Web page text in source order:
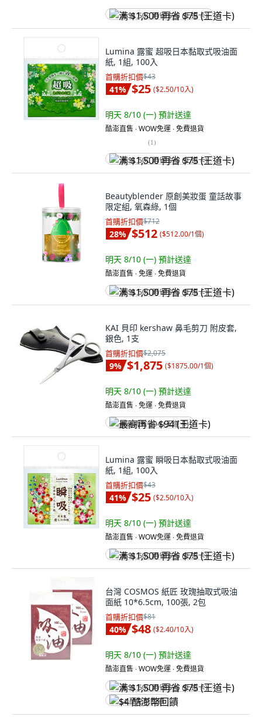
满 $1,500 再省 $75 (王道卡)
Lumina 露蜜 超吸日本黏取式吸油面
紙, 1組, 100入
首購折扣價$43
41% $25 ($2.50/10入)
明天 8/10 (一) 預計送達
酷澎直售 ∙ WOW免運 ∙ 免費退貨
(1)
满 $1,500 再省 $75 (王道卡)
Beautyblender 原創美妝蛋 童話故事
限定組, 氧森綠, 1個
首購折扣價$712
28% $512 ($512.00/1個)
明天 8/10 (一) 預計送達
酷澎直售 ∙ 免運 ∙ 免費退貨
满 $1,500 再省 $75 (王道卡)
KAI 貝印 kershaw 鼻毛剪刀 附皮套,
銀色, 1支
首購折扣價$2,075
9% $1,875 ($1875.00/1個)
明天 8/10 (一) 預計送達
酷澎直售 ∙ 免運 ∙ 免費退貨
最高再省 $94 (王道卡)
Lumina 露蜜 瞬吸日本黏取式吸油面
紙, 1組, 100入
首購折扣價$43
41% $25 ($2.50/10入)
明天 8/10 (一) 預計送達
酷澎直售 ∙ WOW免運 ∙ 免費退貨
满 $1,500 再省 $75 (王道卡)
台灣 COSMOS 紙匠 玫瑰抽取式吸油
面紙 10*6.5cm, 100張, 2包
首購折扣價$81
40% $48 ($2.40/10入)
明天 8/10 (一) 預計送達
酷澎直售 ∙ WOW免運 ∙ 免費退貨
满 $1,500 再省 $75 (王道卡)
$4 酷澎幣回饋